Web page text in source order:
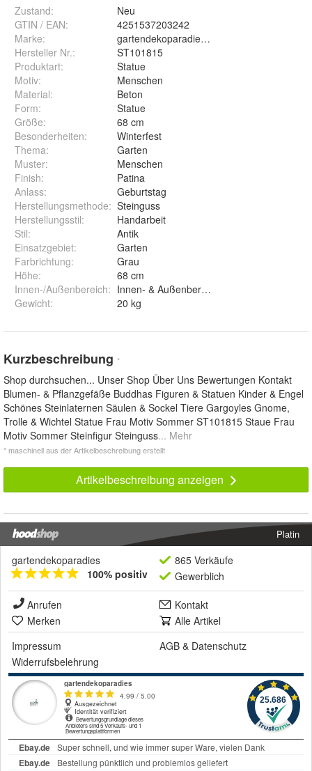
Zustand:
Neu
GTIN / EAN:
4251537203242
Marke:
gartendekoparadies.de
Hersteller Nr.:
ST101815
Produktart:
Statue
Motiv:
Menschen
Material:
Beton
Form:
Statue
Größe:
68 cm
Besonderheiten:
Winterfest
Thema:
Garten
Muster:
Menschen
Finish:
Patina
Anlass:
Geburtstag
Herstellungsmethode: Steinguss
Herstellungsstil:
Handarbeit
Stil:
Antik
Einsatzgebiet:
Garten
Farbrichtung:
Grau
Höhe:
68 cm
Innen-/Außenbereich: Innen- & Außenbereich
Gewicht: 20 kg
Kurzbeschreibung *
Shop durchsuchen... Unser Shop Über Uns Bewertungen Kontakt
Blumen- & Pflanzgefäße Buddhas Figuren & Statuen Kinder & Engel
Schönes Steinlaternen Säulen & Sockel Tiere Gargoyles Gnome,
Trolle & Wichtel Statue Frau Motiv Sommer ST101815 Staue Frau
Motiv Sommer Steinfigur Steinguss... Mehr
* maschinell aus der Artikelbeschreibung erstellt
Artikelbeschreibung anzeigen
Platin
gartendekoparadies
100% positiv
865 Verkäufe
Gewerblich
Anrufen
Kontakt
Merken
Alle Artikel
Impressum
AGB & Datenschutz
Widerrufsbelehrung